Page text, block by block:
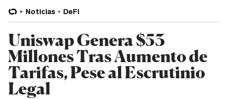
Noticias DeFi
Uniswap Genera $53
Millones Tras Aumento de
Tarifas, Pese al Escrutinio
Legal